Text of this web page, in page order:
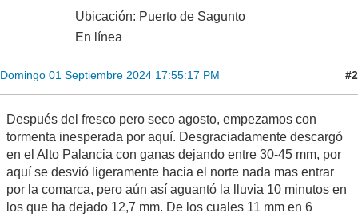
Ubicación: Puerto de Sagunto
En línea
Domingo 01 Septiembre 2024 17:55:17 PM #2
Después del fresco pero seco agosto, empezamos con
tormenta inesperada por aquí. Desgraciadamente descargó
en el Alto Palancia con ganas dejando entre 30-45 mm, por
aquí se desvió ligeramente hacia el norte nada mas entrar
por la comarca, pero aún así aguantó la lluvia 10 minutos en
los que ha dejado 12,7 mm. De los cuales 11 mm en 6